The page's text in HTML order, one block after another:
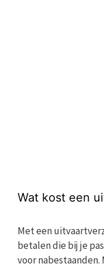
Wat kost een
Met een
betalen die bij je
voor nabestaanden.